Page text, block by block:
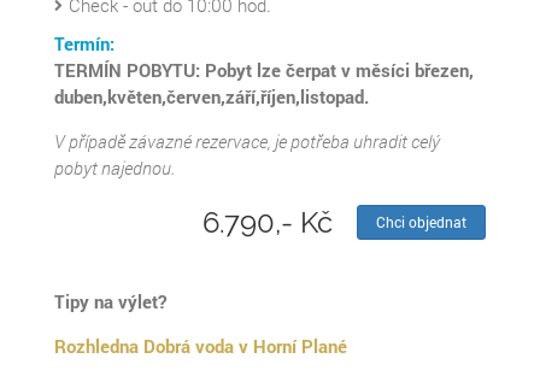
Termín:
TERMÍN POBYTU: Pobyt lze čerpat v měsíci březen,
duben,květen,červen,září,říjen,listopad.
V případě závazné rezervace, je potřeba uhradit celý
pobyt najednou.
Chci objednat
6.790,- Kč
Tipy na výlet?
Rozhledna Dobrá voda v Horní Plané